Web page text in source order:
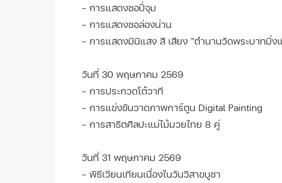
- การแสดงซอปี่จุม
- การแสดงซอล่องน่าน
- การแสดงมินิแสง สี เสียง “ตำนานวัดพระบาทมิ่งเ
วันที่ 30 พฤษภาคม 2569
- การประกวดโต้วาที
- การแข่งขันวาดภาพการ์ตูน Digital Painting
- การสาธิตศิลปะแม่ไม้มวยไทย 8 คู่
วันที่ 31 พฤษภาคม 2569
- พิธีเวียนเทียนเนื่องในวันวิสาขบูชา